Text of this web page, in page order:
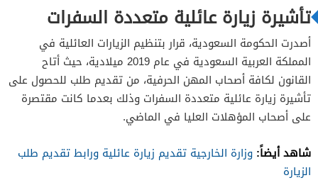
تأشيرة زيارة عائلية متعددة السفرات
أصدرت الحكومة السعودية، قرار بتنظيم الزيارات العائلية في
المملكة العربية السعودية في عام 2019 ميلادية، حيث أتاح
القانون لكافة أصحاب المهن الحرفية، من تقديم طلب للحصول على
تأشيرة زيارة عائلية متعددة السفرات وذلك بعدما كانت مقتصرة
على أصحاب المؤهلات العليا في الماضي.
شاهد أيضاً: وزارة الخارجية تقديم زيارة عائلية ورابط تقديم طلب
الزيارة